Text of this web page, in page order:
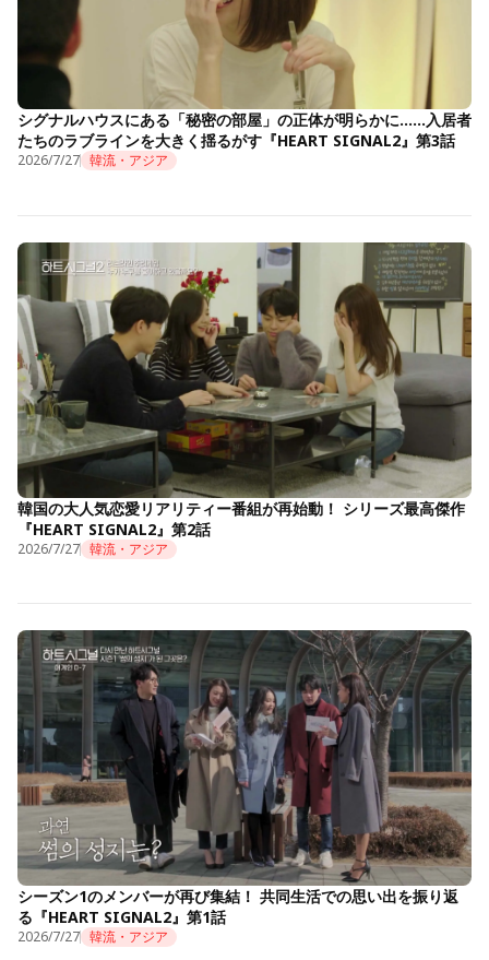
シグナルハウスにある「秘密の部屋」の正体が明らかに……入居者
たちのラブラインを大きく揺るがす『HEART SIGNAL2』第3話
2026/7/27 韓流・アジア
韓国の大人気恋愛リアリティー番組が再始動！ シリーズ最高傑作
『HEART SIGNAL2』第2話
2026/7/27 韓流・アジア
シーズン1のメンバーが再び集結！ 共同生活での思い出を振り返
る『HEART SIGNAL2』第1話
2026/7/27 韓流・アジア